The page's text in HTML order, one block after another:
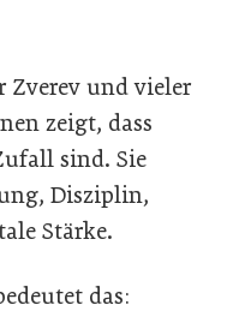
Zverev und vieler
zeigt, dass
sind. Sie
Disziplin,
Stärke.
das: